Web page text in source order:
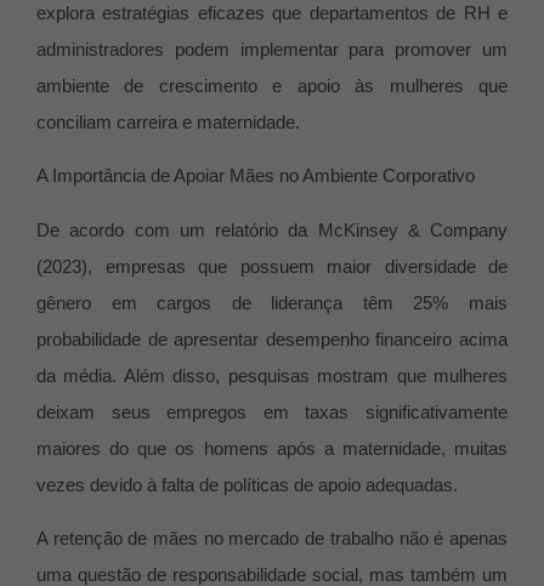
explora estratégias eficazes que departamentos de RH e
administradores podem implementar para promover um
ambiente de crescimento e apoio às mulheres que
conciliam carreira e maternidade.
A Importância de Apoiar Mães no Ambiente Corporativo
De acordo com um relatório da McKinsey & Company
(2023), empresas que possuem maior diversidade de
gênero em cargos de liderança têm 25% mais
probabilidade de apresentar desempenho financeiro acima
da média. Além disso, pesquisas mostram que mulheres
deixam seus empregos em taxas significativamente
maiores do que os homens após a maternidade, muitas
vezes devido à falta de políticas de apoio adequadas.
A retenção de mães no mercado de trabalho não é apenas
uma questão de responsabilidade social, mas também um